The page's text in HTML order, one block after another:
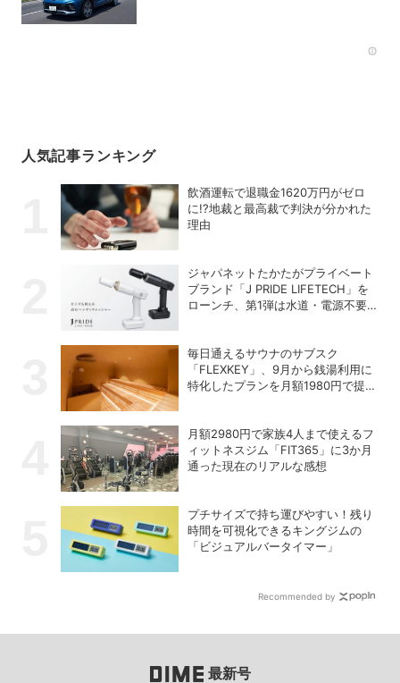
人気記事ランキング
飲酒運転で退職金1620万円がゼロ
に!?地裁と最高裁で判決が分かれた
理由
ジャパネットたかたがプライベート
ブランド「J PRIDE LIFETECH」を
ローンチ、第1弾は水道・電源不要
毎日通えるサウナのサブスク
「FLEXKEY」、9月から銭湯利用に
特化したプランを月額1980円で提供
月額2980円で家族4人まで使えるフ
ィットネスジム「FIT365」に3か月
通った現在のリアルな感想
プチサイズで持ち運びやすい！残り
時間を可視化できるキングジムの
「ビジュアルバータイマー」
Recommended by
最新号